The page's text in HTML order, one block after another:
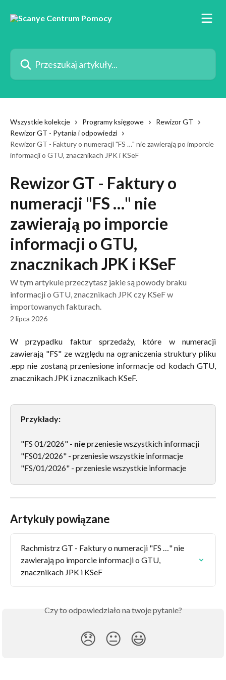
Przeszukaj artykuły...
Wszystkie kolekcje Programy księgowe
Rewizor GT
Rewizor GT - Pytania i odpowiedzi
Rewizor GT - Faktury o numeracji "FS …" nie zawierają po imporcie
informacji o GTU, znacznikach JPK i KSeF
Rewizor GT - Faktury o
numeracji "FS …" nie
zawierają po imporcie
informacji o GTU,
znacznikach JPK i KSeF
W tym artykule przeczytasz jakie są powody braku
informacji o GTU, znacznikach JPK czy KSeF w
importowanych fakturach.
2 lipca 2026
W przypadku faktur sprzedaży, które w numeracji
zawierają "FS" ze względu na ograniczenia struktury pliku
.epp nie zostaną przeniesione informacje od kodach GTU,
znacznikach JPK i znacznikach KSeF.
Przykłady:
"FS 01/2026" - nieprzeniesie wszystkich informacji
"FS01/2026" - przeniesie wszystkie informacje
"FS/01/2026" - przeniesie wszystkie informacje
Artykuły powiązane
Rachmistrz GT - Faktury o numeracji "FS …" nie
zawierają po imporcie informacji o GTU,
znacznikach JPK i KSeF
Czy to odpowiedziało na twoje pytanie?
😞 😐 😃